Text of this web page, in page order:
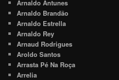
Arnaldo Antunes
Arnaldo Brandão
Arnaldo Estrella
Arnaldo Rey
Arnaud Rodrigues
Aroldo Santos
Arrasta Pé Na Roça
Arrelia